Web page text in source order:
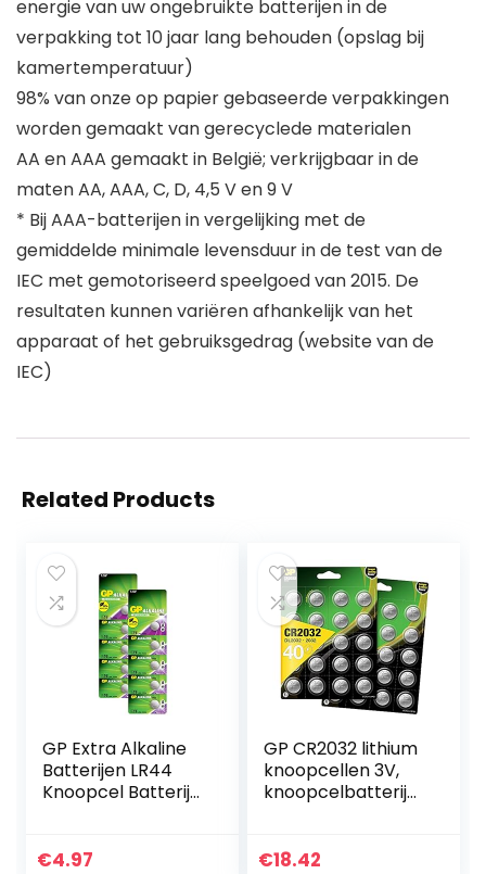
energie van uw ongebruikte batterijen in de
verpakking tot 10 jaar lang behouden (opslag bij
kamertemperatuur)
98% van onze op papier gebaseerde verpakkingen
worden gemaakt van gerecyclede materialen
AA en AAA gemaakt in België; verkrijgbaar in de
maten AA, AAA, C, D, 4,5 V en 9 V
* Bij AAA-batterijen in vergelijking met de
gemiddelde minimale levensduur in de test van de
IEC met gemotoriseerd speelgoed van 2015. De
resultaten kunnen variëren afhankelijk van het
apparaat of het gebruiksgedrag (website van de
IEC)
Related Products
GP Extra Alkaline
Batterijen LR44
Knoopcel Batterij
€4.97
GP CR2032 lithium
knoopcellen 3V,
knoopcelbatterije
Volt (40 stuks in 8
€18.42